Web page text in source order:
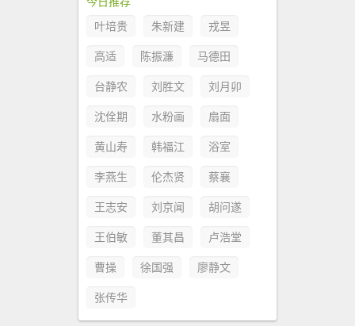
叶培贵
朱新建 戎昱
高适 陈振濂 马德田
台静农 刘胜文 刘月卯
沈佺期 水粉画 扇面
黄山寿 韩福江 浴室
李燕生 伦杰贤 蔡襄
王志安 刘京闻 胡问遂
王伯敏 董其昌 卢浩堂
曹操 徐国强 廖静文
张传华